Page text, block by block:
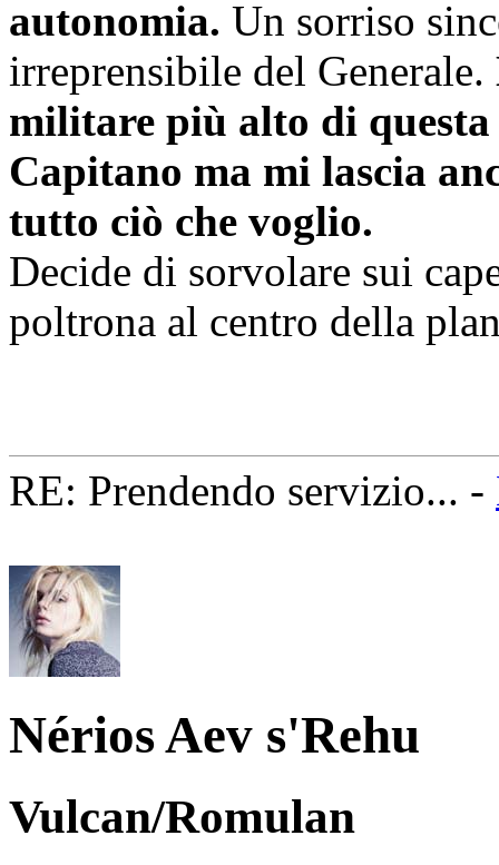
autonomia. Un sorriso
irreprensibile del Generale.
militare più alto di
Capitano ma mi lascia
tutto ciò che voglio.
Decide di sorvolare sui
poltrona al centro della
RE: Prendendo servizio... -
Nérios Aev s'Rehu
Vulcan/Romulan